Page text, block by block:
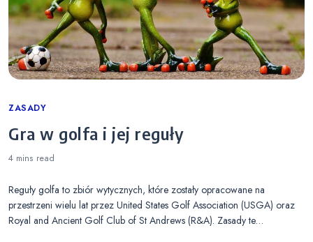
Categories
ZASADY
Gra w golfa i jej reguły
4 mins read
Reguły golfa to zbiór wytycznych, które zostały opracowane na
przestrzeni wielu lat przez United States Golf Association (USGA) oraz
Royal and Ancient Golf Club of St Andrews (R&A). Zasady te…